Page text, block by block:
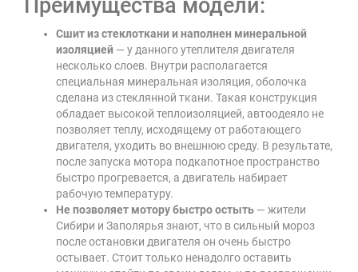
Преимущества модели:
Сшит из стеклоткани и наполнен минеральной
изоляцией — у данного утеплителя двигателя
несколько слоев. Внутри располагается
специальная минеральная изоляция, оболочка
сделана из стеклянной ткани. Такая конструкция
обладает высокой теплоизоляцией, автоодеяло не
позволяет теплу, исходящему от работающего
двигателя, уходить во внешнюю среду. В результате,
после запуска мотора подкапотное пространство
быстро прогревается, а двигатель набирает
рабочую температуру.
Не позволяет мотору быстро остыть — жители
Сибири и Заполярья знают, что в сильный мороз
после остановки двигателя он очень быстро
остывает. Стоит только ненадолго оставить